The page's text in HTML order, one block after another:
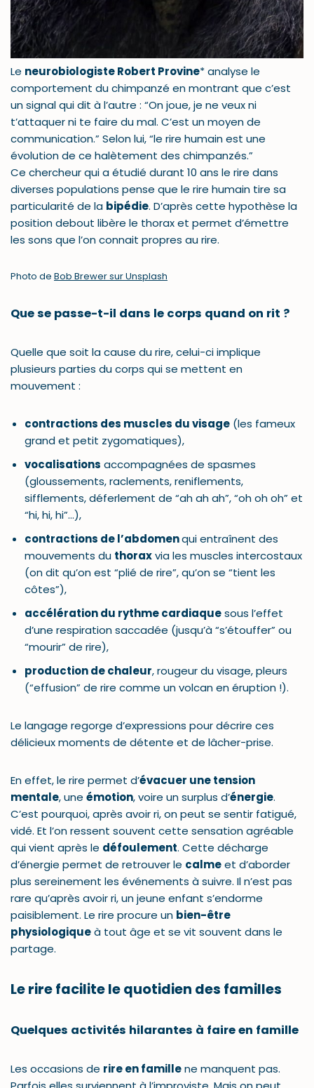
Le neurobiologiste Robert Provine* analyse le
comportement du chimpanzé en montrant que c’est
un signal qui dit à l’autre : “On joue, je ne veux ni
t’attaquer ni te faire du mal. C’est un moyen de
communication.” Selon lui, “le rire humain est une
évolution de ce halètement des chimpanzés.”
Ce chercheur qui a étudié durant 10 ans le rire dans
diverses populations pense que le rire humain tire sa
particularité de la bipédie. D’après cette hypothèse la
position debout libère le thorax et permet d’émettre
les sons que l’on connait propres au rire.
Photo de Bob Brewer sur Unsplash
Que se passe-t-il dans le corps quand on rit ?
Quelle que soit la cause du rire, celui-ci implique
plusieurs parties du corps qui se mettent en
mouvement :
contractions des muscles du visage (les fameux
grand et petit zygomatiques),
vocalisations accompagnées de spasmes
(gloussements, raclements, reniflements,
sifflements, déferlement de “ah ah ah”, “oh oh oh” et
“hi, hi, hi”…),
contractions de l’abdomenqui entraînent des
mouvements du thoraxvia les muscles intercostaux
(on dit qu’on est “plié de rire”, qu’on se “tient les
côtes”),
accélération du rythme cardiaquesous l’effet
d’une respiration saccadée (jusqu’à “s’étouffer” ou
“mourir” de rire),
production de chaleur, rougeur du visage, pleurs
(“effusion” de rire comme un volcan en éruption !).
Le langage regorge d’expressions pour décrire ces
délicieux moments de détente et de lâcher-prise.
En effet, le rire permet d’évacuer une tension
mentale, une émotion, voire un surplus d’énergie.
C’est pourquoi, après avoir ri, on peut se sentir fatigué,
vidé. Et l’on ressent souvent cette sensation agréable
qui vient après le défoulement. Cette décharge
d’énergie permet de retrouver le calmeet d’aborder
plus sereinement les événements à suivre. Il n’est pas
rare qu’après avoir ri, un jeune enfant s’endorme
paisiblement. Le rire procure un bien-être
physiologiqueà tout âge et se vit souvent dans le
partage.
Le rire facilite le quotidien des familles
Quelques activités hilarantes à faire en famille
Les occasions de rire en famillene manquent pas.